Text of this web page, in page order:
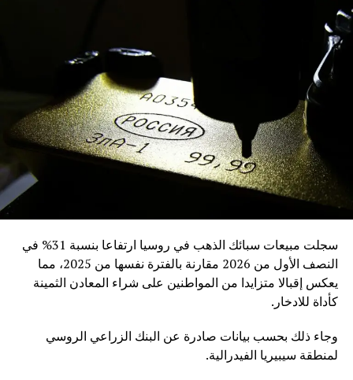
DON'T MISS
“أرامكو” السعودية تبدأ إصدار صكوك دولية
سجلت مبيعات سبائك الذهب في روسيا ارتفاعا بنسبة 31% في
النصف الأول من 2026 مقارنة بالفترة نفسها من 2025، مما
يعكس إقبالا متزايدا من المواطنين على شراء المعادن الثمينة
كأداة للادخار.
وجاء ذلك بحسب بيانات صادرة عن البنك الزراعي الروسي
لمنطقة سيبيريا الفيدرالية.